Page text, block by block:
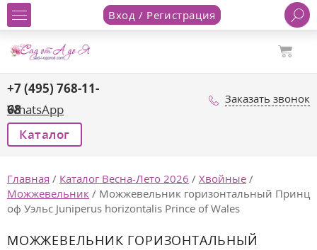
Вход / Регистрация
+7 (495) 768-11-
68
WhatsApp
Заказать звонок
Каталог
Главная / Каталог Весна-Лето 2026 / Хвойные /
Можжевельник / Можжевельник горизонтальный Принц
оф Уэльс Juniperus horizontalis Prince of Wales
МОЖЖЕВЕЛЬНИК ГОРИЗОНТАЛЬНЫЙ